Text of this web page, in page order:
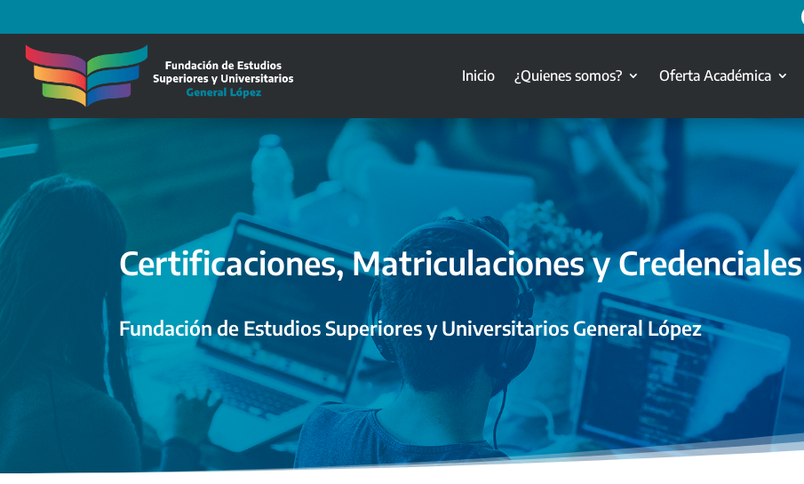
Inicio ¿Quienes somos? Oferta Académica
Certificaciones, Matriculaciones y Credenciales
Fundación de Estudios Superiores y Universitarios General López